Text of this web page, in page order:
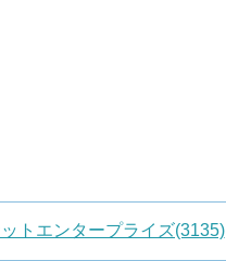
トエンタープライズ(3135)